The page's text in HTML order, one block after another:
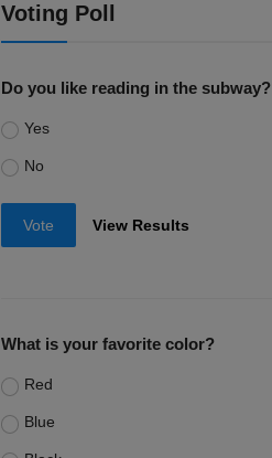
Voting Poll
Do you like reading in the subway?
Yes
No
Vote View Results
What is your favorite color?
Red
Blue